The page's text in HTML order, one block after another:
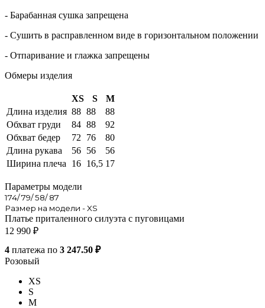
- Барабанная сушка запрещена
- Сушить в расправленном виде в горизонтальном положении
- Отпаривание и глажка запрещены
Обмеры изделия
XS S
M
Длина изделия 88 88
88
Обхват груди
84 88
92
Обхват бедер
72 76
80
Длина рукава
56 56
56
Ширина плеча
16 16,5 17
Параметры модели
174/ 79/ 58/ 87
Размер на модели - XS
Платье приталенного силуэта с пуговицами
12 990 ₽
4 платежа по 3 247.50 ₽
Розовый
XS
S
M